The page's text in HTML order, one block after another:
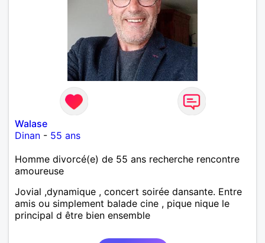
Walase
Dinan - 55 ans
Homme divorcé(e) de 55 ans recherche rencontre
amoureuse
Jovial ,dynamique , concert soirée dansante. Entre
amis ou simplement balade cine , pique nique le
principal d être bien ensemble